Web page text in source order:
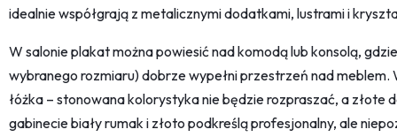
idealnie współgrają z metalicznymi dodatkami, lustrami i
W salonie plakat można powiesić nad komodą lub konsolą,
wybranego rozmiaru) dobrze wypełni przestrzeń nad meblem.
łóżka – stonowana kolorystyka nie będzie rozpraszać, a złote
gabinecie biały rumak i złoto podkreślą profesjonalny, ale